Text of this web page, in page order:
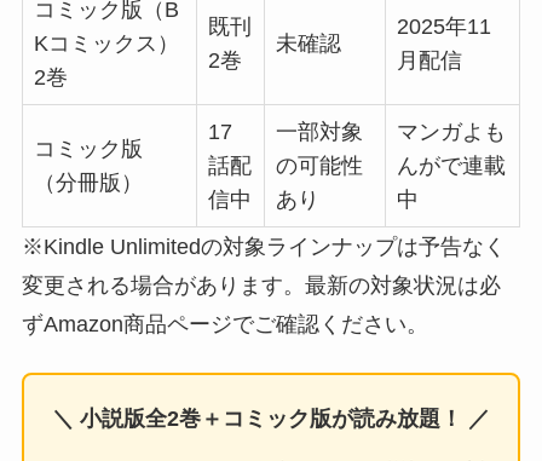
コミック版（B
Kコミックス）
2巻
既刊
2巻
未確認
2025年11
月配信
コミック版
（分冊版）
17
話配
信中
一部対象
の可能性
あり
マンガよも
んがで連載
中
※Kindle Unlimitedの対象ラインナップは予告なく
変更される場合があります。最新の対象状況は必
ずAmazon商品ページでご確認ください。
＼ 小説版全2巻＋コミック版が読み放題！ ／